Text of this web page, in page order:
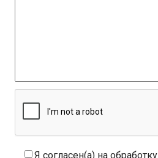
Я согласен(а) на обработку